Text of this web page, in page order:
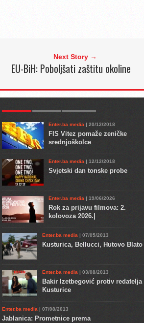
Next Story →
EU-BiH: Poboljšati zaštitu okoline
Enter.ba media | 20/12/2018
FIS Vitez pomaže zeničke
srednjoškolce
Enter.ba media | 12/12/2018
Svjetski dan tonske probe
Enter.ba media | 19/06/2026
Rok za prijavu filmova: 2.
kolovoza 2026.|
Enter.ba media | 07/05/2013
Kusturica, Bellucci, Hutovo Blato
Enter.ba media | 03/08/2013
Bakir Izetbegović protiv redatelja
Kusturice
Enter.ba media | 07/08/2013
Jablanica: Prometnice prema